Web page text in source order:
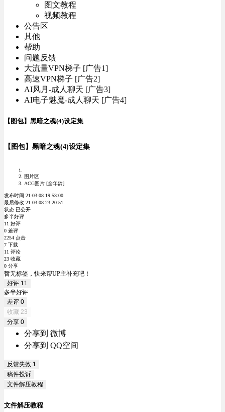
图文教程
视频教程
公告区
其他
帮助
问题反馈
大流量VPN梯子 [广告1]
高速VPN梯子 [广告2]
AI风月-成人聊天 [广告3]
AI电子魅魔-成人聊天 [广告4]
【图包】黑暗之魂(4)设定集
【图包】黑暗之魂(4)设定集
图片区
ACG图片 [全年龄]
发布时间 21-03-08 19:53:00
最后修改 21-03-08 23:20:51
状态 已公开
多半好评
11 好评
0 差评
2254 点击
7 下载
11 评论
23 收藏
0 分享
暂无标签，快来帮UP主补充吧！
好评 11
多半好评
差评 0
收藏 23
分享 0
分享到 微博
分享到 QQ空间
反馈失效 1
稿件投诉
文件解压教程
文件解压教程